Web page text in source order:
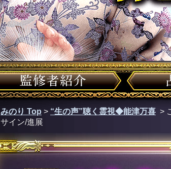
みのり Top > “生の声”聴く霊視◆能津万喜 >
サイン/進展